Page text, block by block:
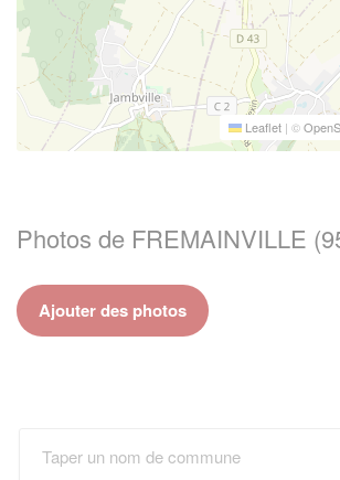
Leaflet | ©
Photos de FREMAINVILLE
Ajouter des photos